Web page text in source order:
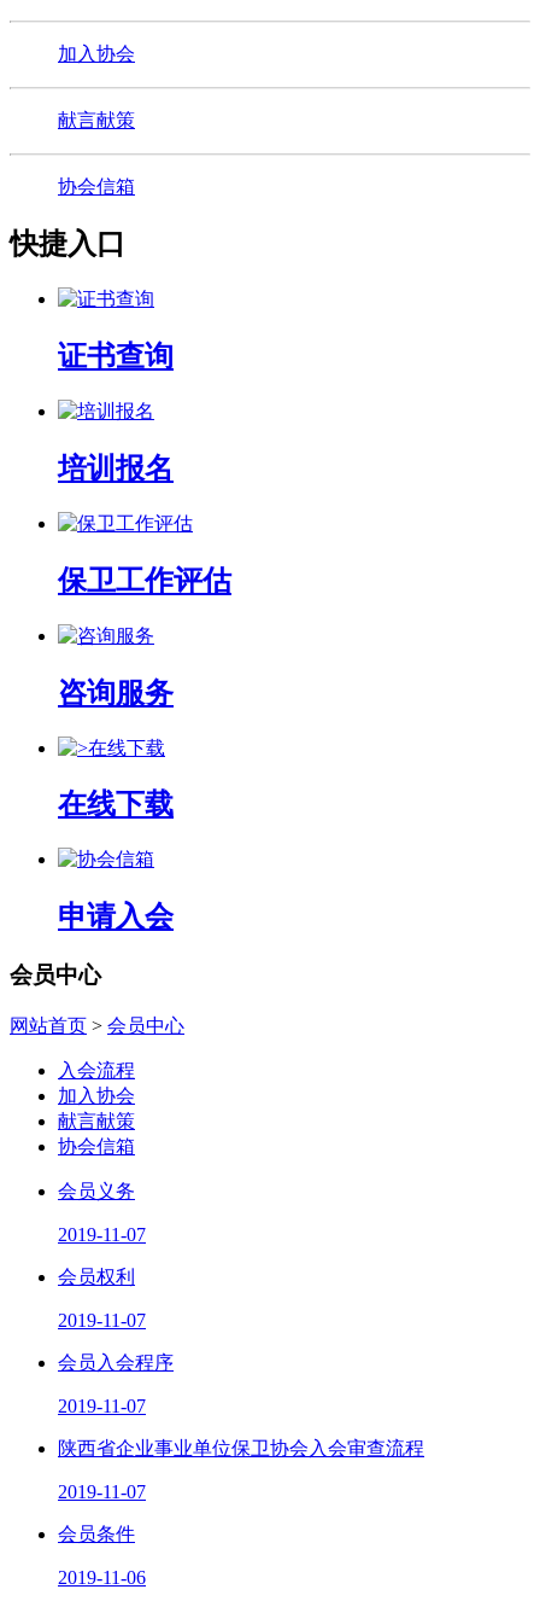
加入协会
献言献策
协会信箱
快捷入口
证书查询
培训报名
保卫工作评估
咨询服务
在线下载
申请入会
会员中心
网站首页 > 会员中心
入会流程
加入协会
献言献策
协会信箱
会员义务
2019-11-07
会员权利
2019-11-07
会员入会程序
2019-11-07
陕西省企业事业单位保卫协会入会审查流程
2019-11-07
会员条件
2019-11-06